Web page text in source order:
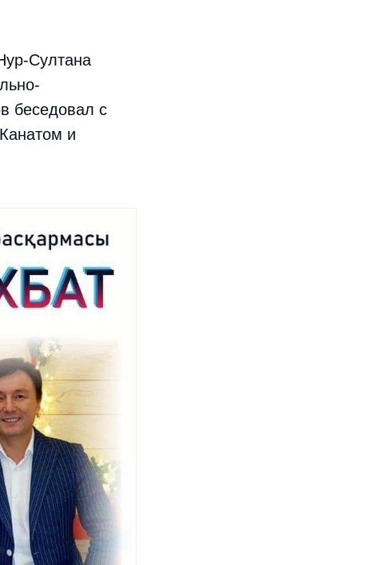
Султана
беседовал с
и